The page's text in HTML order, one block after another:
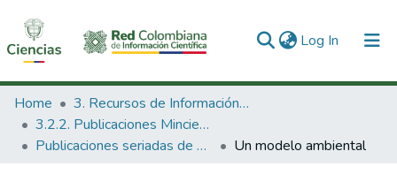
Log In (current)
Communities & Collections
All of DSpace
Home
3. Recursos de Información Científica y Tecnológica
3.2.2. Publicaciones Minciencias
Publicaciones seriadas de Minciencias
Un modelo ambiental